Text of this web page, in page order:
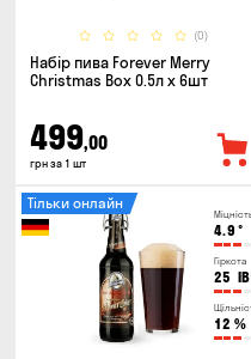
(0)
Набір пива Forever Merry
Christmas Box 0.5л x 6шт
499,00
грн за 1 шт
4.9 °
Гіркота
25
12 %
Тільки онлайн